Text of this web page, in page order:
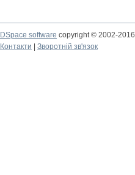
DSpace software copyright © 2002-2016
Контакти
Зворотній зв'язок